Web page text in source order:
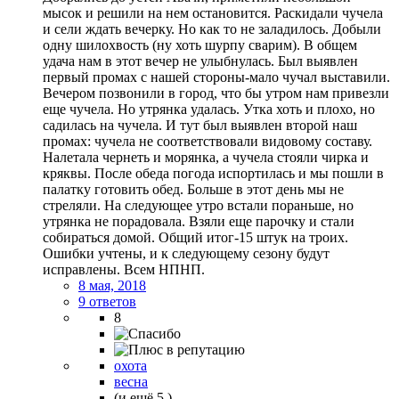
мысок и решили на нем остановится. Раскидали чучела
и сели ждать вечерку. Но как то не заладилось. Добыли
одну шилохвость (ну хоть шурпу сварим). В общем
удача нам в этот вечер не улыбнулась. Был выявлен
первый промах с нашей стороны-мало чучал выставили.
Вечером позвонили в город, что бы утром нам привезли
еще чучела. Но утрянка удалась. Утка хоть и плохо, но
садилась на чучела. И тут был выявлен второй наш
промах: чучела не соответствовали видовому составу.
Налетала чернеть и морянка, а чучела стояли чирка и
кряквы. После обеда погода испортилась и мы пошли в
палатку готовить обед. Больше в этот день мы не
стреляли. На следующее утро встали пораньше, но
утрянка не порадовала. Взяли еще парочку и стали
собираться домой. Общий итог-15 штук на троих.
Ошибки учтены, и к следующему сезону будут
исправлены. Всем НПНП.
8 мая, 2018
9 ответов
8
охота
весна